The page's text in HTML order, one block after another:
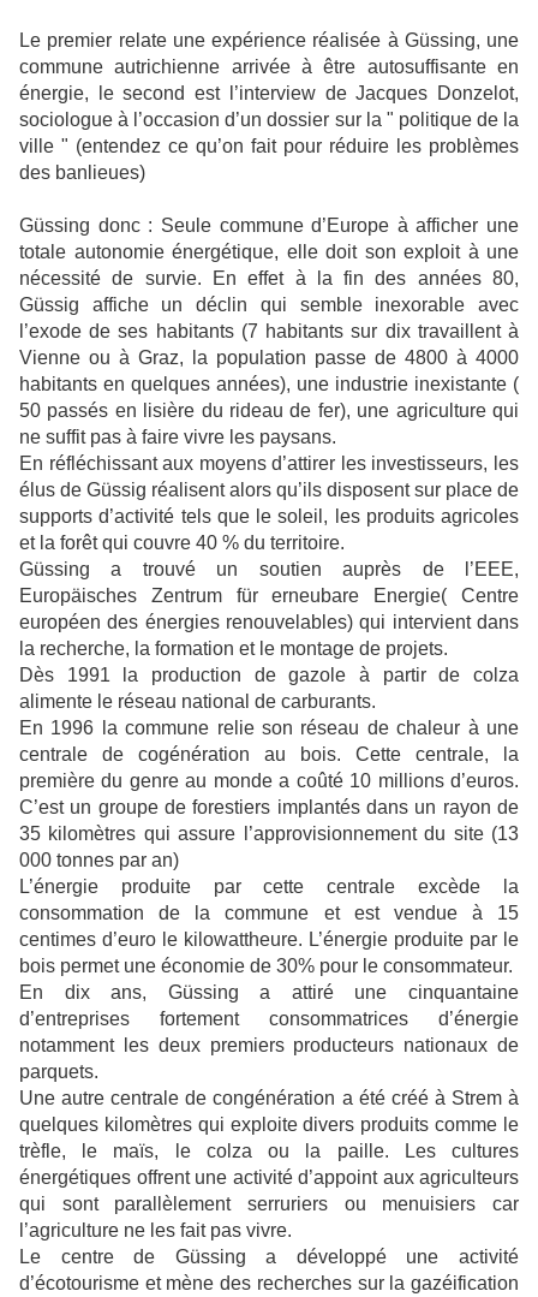
Le premier relate une expérience réalisée à Güssing, une
commune autrichienne arrivée à être autosuffisante en
énergie, le second est l’interview de Jacques Donzelot,
sociologue à l’occasion d’un dossier sur la " politique de la
ville " (entendez ce qu’on fait pour réduire les problèmes
des banlieues)
Güssing donc : Seule commune d’Europe à afficher une
totale autonomie énergétique, elle doit son exploit à une
nécessité de survie. En effet à la fin des années 80,
Güssig affiche un déclin qui semble inexorable avec
l’exode de ses habitants (7 habitants sur dix travaillent à
Vienne ou à Graz, la population passe de 4800 à 4000
habitants en quelques années), une industrie inexistante (
50 passés en lisière du rideau de fer), une agriculture qui
ne suffit pas à faire vivre les paysans.
En réfléchissant aux moyens d’attirer les investisseurs, les
élus de Güssig réalisent alors qu’ils disposent sur place de
supports d’activité tels que le soleil, les produits agricoles
et la forêt qui couvre 40 % du territoire.
Güssing a trouvé un soutien auprès de l’EEE,
Europäisches Zentrum für erneubare Energie( Centre
européen des énergies renouvelables) qui intervient dans
la recherche, la formation et le montage de projets.
Dès 1991 la production de gazole à partir de colza
alimente le réseau national de carburants.
En 1996 la commune relie son réseau de chaleur à une
centrale de cogénération au bois. Cette centrale, la
première du genre au monde a coûté 10 millions d’euros.
C’est un groupe de forestiers implantés dans un rayon de
35 kilomètres qui assure l’approvisionnement du site (13
000 tonnes par an)
L’énergie produite par cette centrale excède la
consommation de la commune et est vendue à 15
centimes d’euro le kilowattheure. L’énergie produite par le
bois permet une économie de 30% pour le consommateur.
En dix ans, Güssing a attiré une cinquantaine
d’entreprises fortement consommatrices d’énergie
notamment les deux premiers producteurs nationaux de
parquets.
Une autre centrale de congénération a été créé à Strem à
quelques kilomètres qui exploite divers produits comme le
trèfle, le maïs, le colza ou la paille. Les cultures
énergétiques offrent une activité d’appoint aux agriculteurs
qui sont parallèlement serruriers ou menuisiers car
l’agriculture ne les fait pas vivre.
Le centre de Güssing a développé une activité
d’écotourisme et mène des recherches sur la gazéification